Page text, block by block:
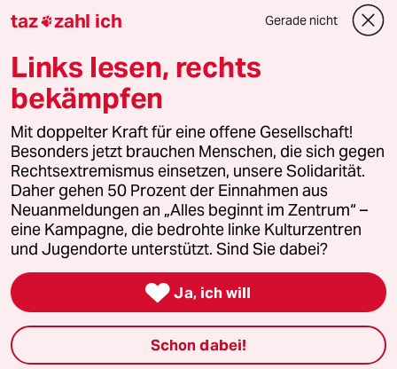
Downloads für Abonnierende
© 2026 taz Verlags und Vertriebs GmbH
Alle Rechte vorbehalten. Bei rechtlichen Fragen oder für Genehmigungen
wenden Sie sich bitte an
lizenzen@taz.de
Feedback Redaktionsstatut Kommune-Richtlinien
Leitlinie Informant Datenschutz Impressum AGB
Seitenwende Einwilligungen widerrufen (Ads)
taz zahl ich Gerade nicht
Links lesen, rechts
bekämpfen
Mit doppelter Kraft für eine offene Gesellschaft!
Besonders jetzt brauchen Menschen, die sich gegen
Rechtsextremismus einsetzen, unsere Solidarität.
Daher gehen 50 Prozent der Einnahmen aus
Neuanmeldungen an „Alles beginnt im Zentrum“ –
eine Kampagne, die bedrohte linke Kulturzentren
und Jugendorte unterstützt. Sind Sie dabei?
 Ja, ich will
Schon dabei!